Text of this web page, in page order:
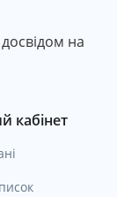
на
кабінет